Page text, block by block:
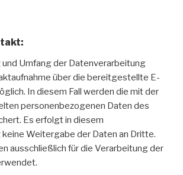
und Umfang der Datenverarbeitung
über die bereitgestellte E-
In diesem Fall werden die mit der
personenbezogenen Daten des
Es erfolgt in diesem
keine Weitergabe der Daten an Dritte.
ausschließlich für die Verarbeitung der